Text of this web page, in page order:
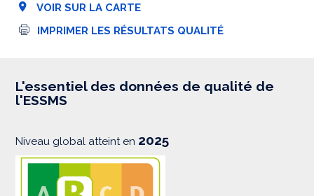
VOIR SUR LA CARTE
I
s
i
IMPRIMER LES RÉSULTATS QUALITÉ
L'essentiel des données de qualité de
l'ESSMS
Niveau global atteint en 2025